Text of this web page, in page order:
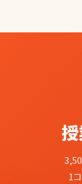
授
1